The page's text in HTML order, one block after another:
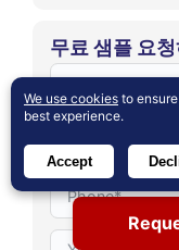
무료 샘플 요청
We use cookies to
best experience.
Accept